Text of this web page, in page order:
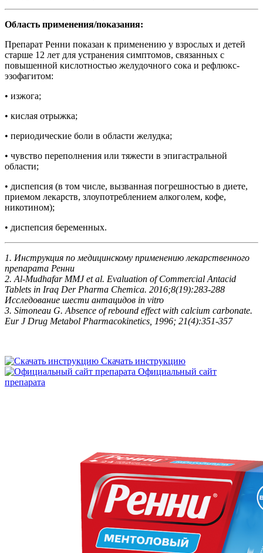
Область применения/показания:
Препарат Ренни показан к применению у взрослых и детей
старше 12 лет для устранения симптомов, связанных с
повышенной кислотностью желудочного сока и рефлюкс-
эзофагитом:
• изжога;
• кислая отрыжка;
• периодические боли в области желудка;
• чувство переполнения или тяжести в эпигастральной
области;
• диспепсия (в том числе, вызванная погрешностью в диете,
приемом лекарств, злоупотреблением алкоголем, кофе,
никотином);
• диспепсия беременных.
1. Инструкция по медицинскому применению лекарственного
препарата Ренни
2. Al-Mudhafar MMJ et al. Evaluation of Commercial Antacid
Tablets in Iraq Der Pharma Chemica. 2016;8(19):283-288
Исследование шести антацидов in vitro
3. Simoneau G. Absence of rebound effect with calcium carbonate.
Eur J Drug Metabol Pharmacokinetics, 1996; 21(4):351-357
Скачать инструкцию
Официальный сайт
препарата